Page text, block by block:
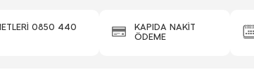
0850 440
KAPIDA NAKİT
ÖDEME